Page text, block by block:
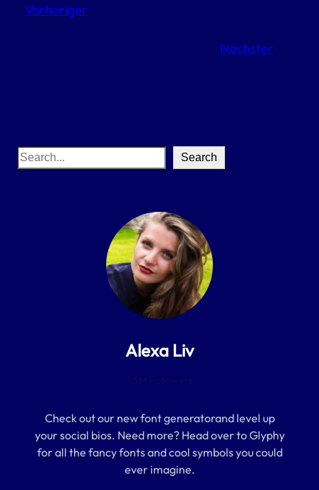
Vorheriger
Nächster
S
e
Search
Alexa Liv
Check out our new font generatorand level up
your social bios. Need more? Head over to Glyphy
for all the fancy fonts and cool symbols you could
ever imagine.